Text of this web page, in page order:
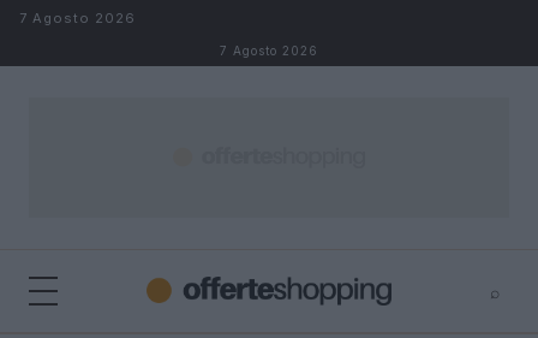
Salta al contenuto
7 Agosto 2026
7 Agosto 2026
⌕